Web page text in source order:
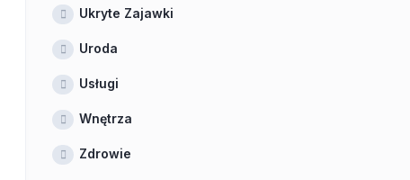
Ukryte Zajawki
Uroda
Usługi
Wnętrza
Zdrowie